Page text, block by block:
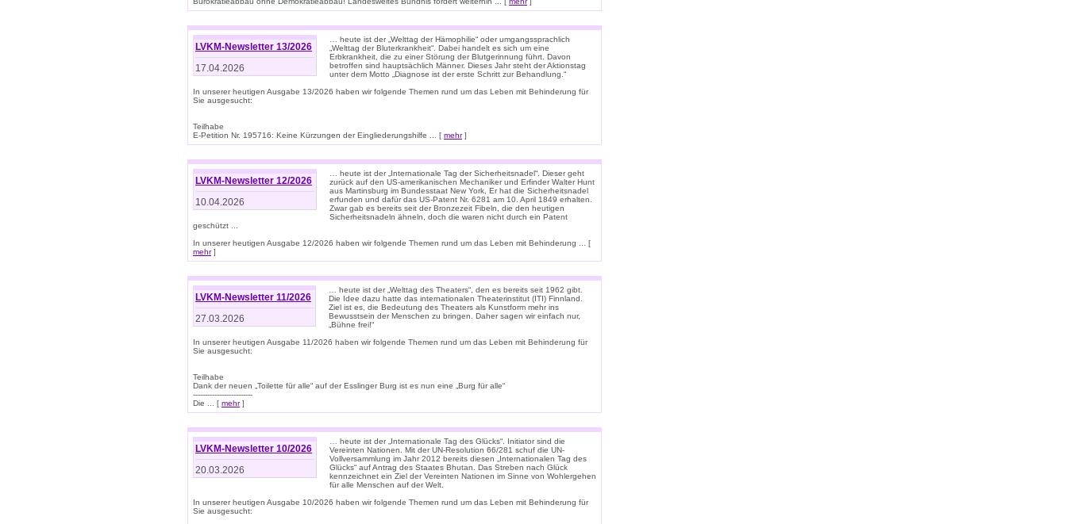
LVKM-Newsletter 13/2026
17.04.2026
… heute ist der „Welttag der Hämophilie“ oder umgangssprachlich
„Welttag der Bluterkrankheit“. Dabei handelt es sich um eine
Erbkrankheit, die zu einer Störung der Blutgerinnung führt. Davon
betroffen sind hauptsächlich Männer. Dieses Jahr steht der Aktionstag
unter dem Motto „Diagnose ist der erste Schritt zur Behandlung.“
In unserer heutigen Ausgabe 13/2026 haben wir folgende Themen rund um das Leben mit Behinderung für
Sie ausgesucht:
Teilhabe
E-Petition Nr. 195716: Keine Kürzungen der Eingliederungshilfe ... [ mehr]
LVKM-Newsletter 12/2026
10.04.2026
… heute ist der „Internationale Tag der Sicherheitsnadel“. Dieser geht
zurück auf den US-amerikanischen Mechaniker und Erfinder Walter Hunt
aus Martinsburg im Bundesstaat New York, Er hat die Sicherheitsnadel
erfunden und dafür das US-Patent Nr. 6281 am 10. April 1849 erhalten.
Zwar gab es bereits seit der Bronzezeit Fibeln, die den heutigen
Sicherheitsnadeln ähneln, doch die waren nicht durch ein Patent
geschützt ...
In unserer heutigen Ausgabe 12/2026 haben wir folgende Themen rund um das Leben mit Behinderung ... [
mehr]
LVKM-Newsletter 11/2026
27.03.2026
… heute ist der „Welttag des Theaters“, den es bereits seit 1962 gibt.
Die Idee dazu hatte das internationalen Theaterinstitut (ITI) Finnland.
Ziel ist es, die Bedeutung des Theaters als Kunstform mehr ins
Bewusstsein der Menschen zu bringen. Daher sagen wir einfach nur,
„Bühne frei!“
In unserer heutigen Ausgabe 11/2026 haben wir folgende Themen rund um das Leben mit Behinderung für
Sie ausgesucht:
Teilhabe
Dank der neuen „Toilette für alle“ auf der Esslinger Burg ist es nun eine „Burg für alle“
-------------------------
Die ... [ mehr]
LVKM-Newsletter 10/2026
20.03.2026
… heute ist der „Internationale Tag des Glücks“. Initiator sind die
Vereinten Nationen. Mit der UN-Resolution 66/281 schuf die UN-
Vollversammlung im Jahr 2012 bereits diesen „Internationalen Tag des
Glücks“ auf Antrag des Staates Bhutan. Das Streben nach Glück
kennzeichnet ein Ziel der Vereinten Nationen im Sinne von Wohlergehen
für alle Menschen auf der Welt.
In unserer heutigen Ausgabe 10/2026 haben wir folgende Themen rund um das Leben mit Behinderung für
Sie ausgesucht: